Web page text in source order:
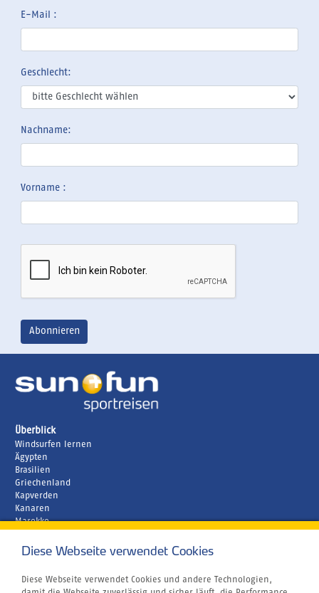
E-Mail :
Geschlecht:
Nachname:
Vorname :
Überblick
Windsurfen lernen
Ägypten
Brasilien
Griechenland
Kapverden
Kanaren
Marokko
Unternehmen
Atmosfair CO2 Kompensation
Airline Blacklist
Diese Webseite verwendet Cookies
Diese Webseite verwendet Cookies und andere Technologien,